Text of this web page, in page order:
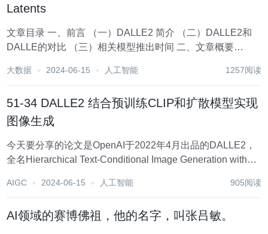
Latents
文章目录 一、前言 （一）DALLE2 简介 （二）DALLE2和
DALLE的对比 （三）相关模型推出时间 二、文章概要
法 （一）图像生成的相关工作 （二）diffusion...
大数据 2024-06-15 人工智能 1257阅读
51-34 DALLE2 结合预训练CLIP和扩散模型实现
图像生成
今天要分享的论文是OpenAI于2022年4月出品的DALLE2，
全名Hierarchical Text-Conditional Image Generation with
早之前...
AIGC 2024-06-15 人工智能 905阅读
AI领域的赛博佛祖，他的名字，叫张吕敏。